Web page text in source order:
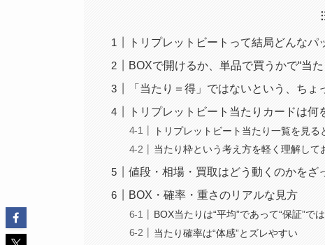
トリプレットビートって結局どんな
BOXで開けるか、単品で買うかで“当
「当たり＝得」ではないという、ちょ
トリプレットビート当たりカードは
トリプレットビート当たり一覧を見る
当たり枠という考え方を軽く理解して
値段・相場・買取はどう動くのかをざ
BOX・確率・重さのリアルな見方
BOX当たりは“平均”であって“保証”で
当たり確率は“体感”とズレやすい